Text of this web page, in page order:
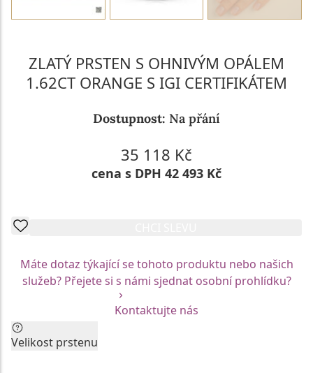
ZLATÝ PRSTEN S OHNIVÝM OPÁLEM
1.62CT ORANGE S IGI CERTIFIKÁTEM
Dostupnost: Na přání
35 118 Kč
cena s DPH 42 493 Kč
Máte dotaz týkající se tohoto produktu nebo našich
služeb? Přejete si s námi sjednat osobní prohlídku?
Kontaktujte nás
Velikost prstenu